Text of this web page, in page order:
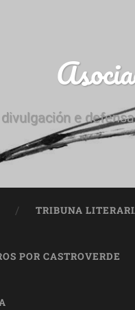
divulgación e
TRIBUNA
POR CASTROVERDE